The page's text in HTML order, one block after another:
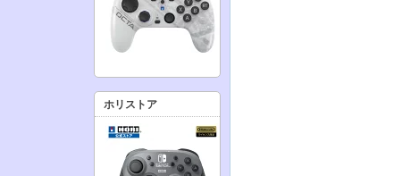
ホリストア